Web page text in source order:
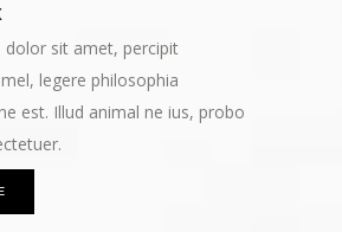
dolor sit amet, percipit
legere philosophia
est. Illud animal ne ius, probo